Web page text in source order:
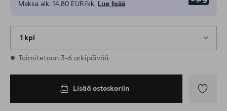
Maksa alk. 14,80 EUR/kk. Lue lisää
1 kpl
Varastossa
Toimitetaan 3-6 arkipäivää
Lisää ostoskoriin